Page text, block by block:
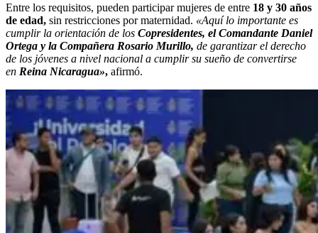
Entre los requisitos, pueden participar mujeres de entre 18 y 30 años
de edad, sin restricciones por maternidad. «Aquí lo importante es
cumplir la orientación de los Copresidentes, el Comandante Daniel
Ortega y la Compañera Rosario Murillo, de garantizar el derecho
de los jóvenes a nivel nacional a cumplir su sueño de convertirse
en Reina Nicaragua», afirmó.